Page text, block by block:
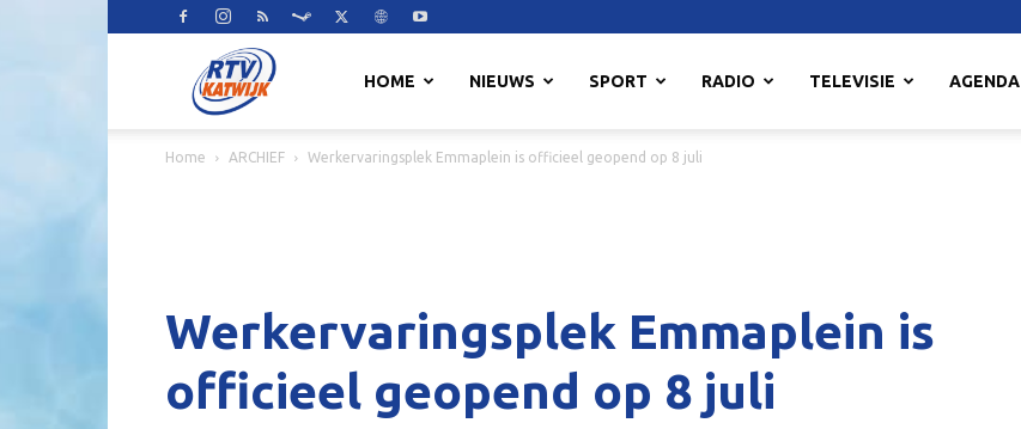
HOME NIEUWS SPORT RADIO TELEVISIE AGENDA
Home ARCHIEF Werkervaringsplek Emmaplein is officieel geopend op 8 juli
Werkervaringsplek Emmaplein is
officieel geopend op 8 juli